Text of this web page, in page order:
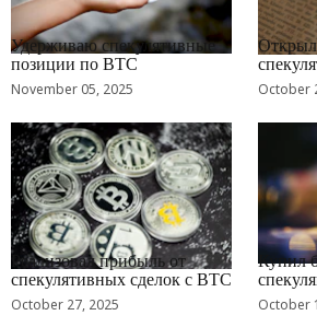
RRCNEWS_RU
Удерживаю спекулятивные
позиции по BTC
November 05, 2025
October
RRCNEWS_RU
Реализовал прибыль от
спекулятивных сделок с BTC
October 27, 2025
Купил
October